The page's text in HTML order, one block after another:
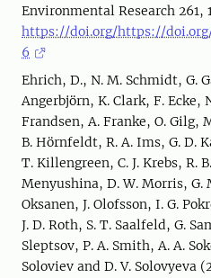
Environmental Research 261,
https://doi.org/https://doi.org/
6
Ehrich, D., N. M. Schmidt, G.
Angerbjörn, K. Clark, F. Ecke,
Frandsen, A. Franke, O. Gilg,
B. Hörnfeldt, R. A. Ims, G. D.
T. Killengreen, C. J. Krebs, R.
Menyushina, D. W. Morris, G.
Oksanen, J. Olofsson, I. G.
J. D. Roth, S. T. Saalfeld, G.
Sleptsov, P. A. Smith, A. A.
Soloviev and D. V. Solovyeva